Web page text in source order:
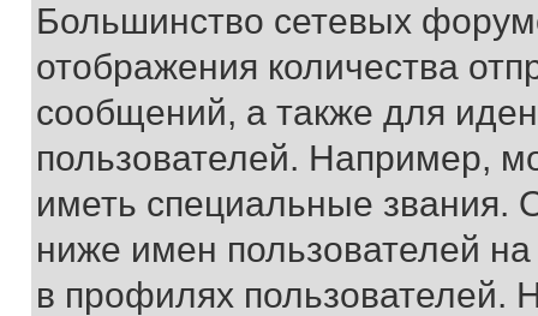
Большинство сетевых
отображения количества
сообщений, а также для
пользователей. Например,
иметь специальные звания.
ниже имен пользователей
в профилях